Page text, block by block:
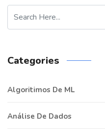
Categories
Algoritimos De ML
Análise De Dados